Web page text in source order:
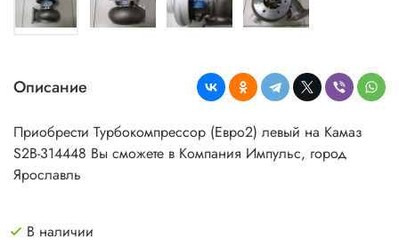
Описание
Приобрести Турбокомпрессор (Евро2) левый на Камаз
S2B-314448 Вы сможете в Компания Импульс, город
Ярославль
В наличии